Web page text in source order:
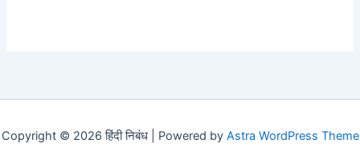
Copyright © 2026 हिंदी निबंध | Powered by Astra WordPress Theme